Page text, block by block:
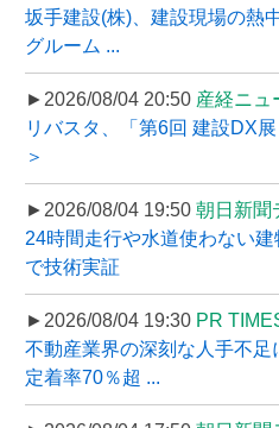
坂手建設(株)、建設現場の熱
グルーム ...
►2026/08/04 20:50 産経ニュ
リバスタ、「第6回 建設DX
＞
►2026/08/04 19:50 朝日新聞
24時間走行や水道使わない
で技術実証
►2026/08/04 19:30 PR
不動産業界の深刻な人手不足
定着率70％超 ...